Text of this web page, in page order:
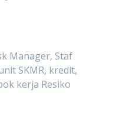
Manager, Staf
SKMR, kredit,
kerja Resiko